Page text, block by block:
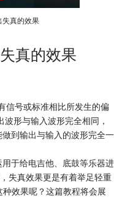
失真的效果
真的效果
信号或标准相比所发生的偏
形与输入波形完全相同，
到输出与输入的波形完全一
于给电吉他、底鼓等乐器进
失真效果更是有着举足轻重
效果呢？这篇教程将会展